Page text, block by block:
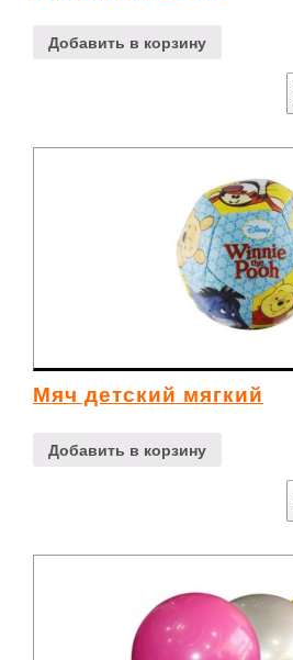
Добавить в корзину
Мяч детский мягкий
Добавить в корзину